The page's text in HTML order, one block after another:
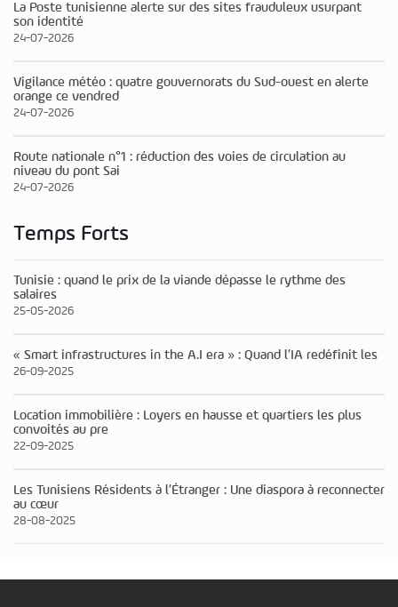
La Poste tunisienne alerte sur des sites frauduleux usurpant
son identité
24-07-2026
Vigilance météo : quatre gouvernorats du Sud-ouest en alerte
orange ce vendred
24-07-2026
Route nationale n°1 : réduction des voies de circulation au
niveau du pont Sai
24-07-2026
Temps Forts
Tunisie : quand le prix de la viande dépasse le rythme des
salaires
25-05-2026
« Smart infrastructures in the A.I era » : Quand l’IA redéfinit les
26-09-2025
Location immobilière : Loyers en hausse et quartiers les plus
convoités au pre
22-09-2025
Les Tunisiens Résidents à l’Étranger : Une diaspora à reconnecter
au cœur
28-08-2025